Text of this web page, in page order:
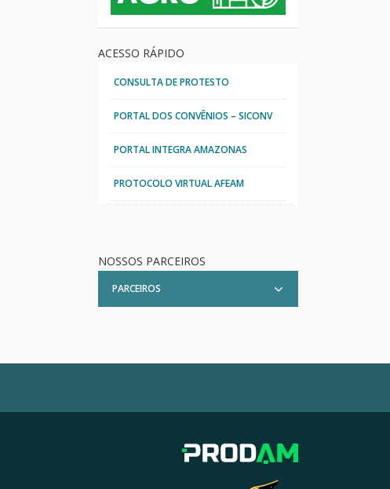
ACESSO RÁPIDO
CONSULTA DE PROTESTO
PORTAL DOS CONVÊNIOS – SICONV
PORTAL INTEGRA AMAZONAS
PROTOCOLO VIRTUAL AFEAM
NOSSOS PARCEIROS
PARCEIROS